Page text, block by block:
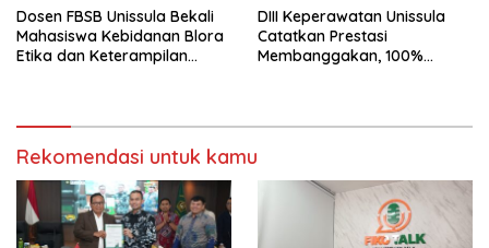
Dosen FBSB Unissula Bekali
Mahasiswa Kebidanan Blora
Etika dan Keterampilan
DIII Keperawatan Unissula
Catatkan Prestasi
Membanggakan, 100%
Rekomendasi untuk kamu